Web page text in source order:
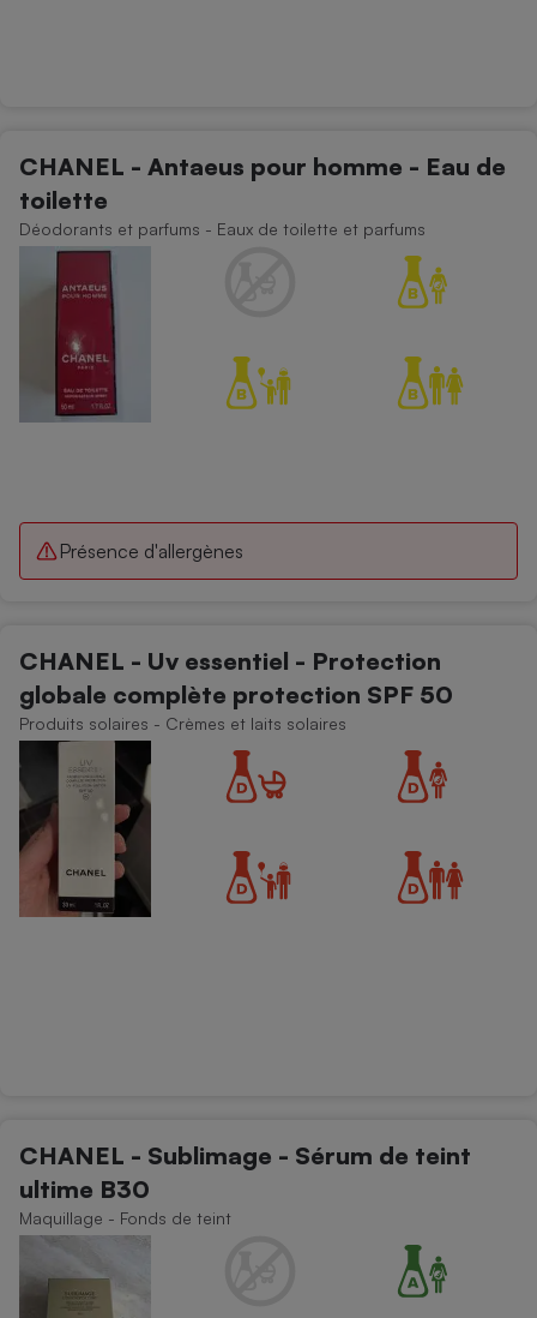
CHANEL - Antaeus pour homme - Eau de
toilette
Déodorants et parfums - Eaux de toilette et parfums
Présence d'allergènes
CHANEL - Uv essentiel - Protection
globale complète protection SPF 50
Produits solaires - Crèmes et laits solaires
CHANEL - Sublimage - Sérum de teint
ultime B30
Maquillage - Fonds de teint